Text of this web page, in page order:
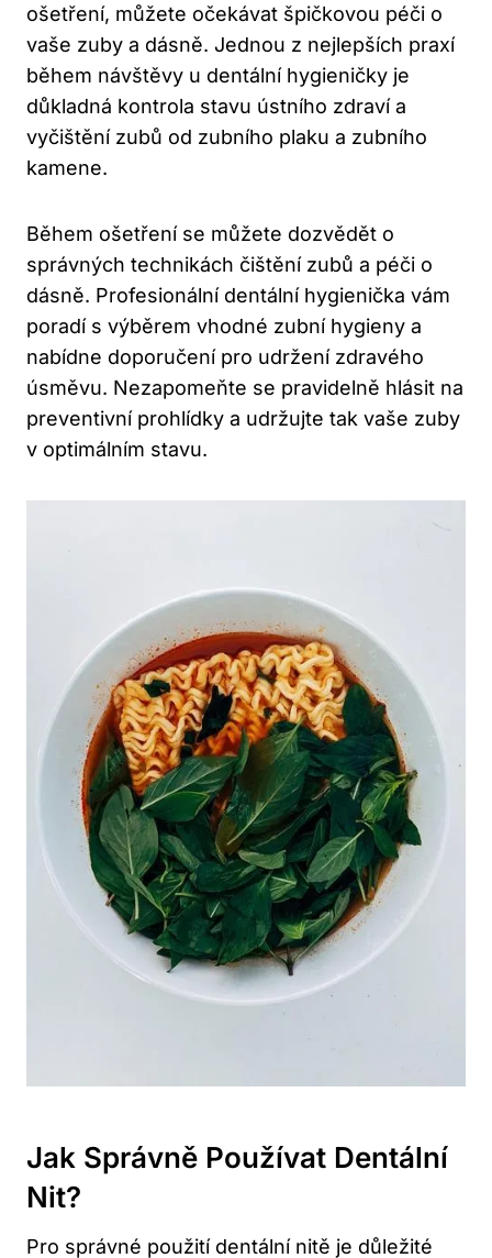
ošetření, můžete očekávat špičkovou péči o
vaše zuby a dásně. Jednou z nejlepších praxí
během návštěvy u dentální hygieničky je
důkladná kontrola stavu ústního zdraví a
vyčištění zubů od zubního plaku a zubního
kamene.
Během ošetření se můžete dozvědět o
správných technikách čištění zubů a péči o
dásně. Profesionální dentální hygienička vám
poradí s výběrem vhodné zubní hygieny a
nabídne doporučení pro udržení zdravého
úsměvu. Nezapomeňte se pravidelně hlásit na
preventivní prohlídky a udržujte tak vaše zuby
v optimálním stavu.
Jak Správně Používat Dentální
Nit?
Pro správné použití dentální nitě je důležité